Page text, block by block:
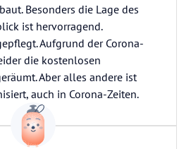
Besonders die Lage des
ist hervorragend.
Aufgrund der Corona-
die kostenlosen
Aber alles andere ist
auch in Corona-Zeiten.